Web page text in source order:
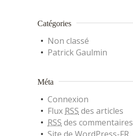
Catégories
Non classé
Patrick Gaulmin
Méta
Connexion
Flux RSS des articles
RSS des commentaires